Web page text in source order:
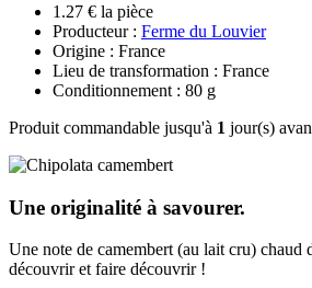
1.27 € la pièce
Producteur : Ferme du Louvier
Origine : France
Lieu de transformation : France
Conditionnement : 80 g
Produit commandable jusqu'à 1 jour(s)
Une originalité à savourer.
Une note de camembert (au lait cru) chaud
découvrir et faire découvrir !